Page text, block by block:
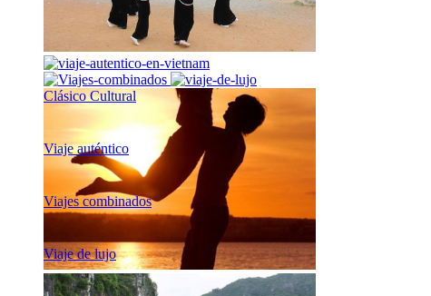
Clásico Cultural
Viaje auténtico
Viajes combinados
Viaje de lujo